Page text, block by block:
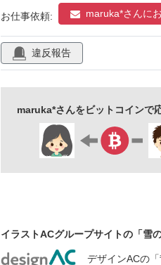
星
お仕事依頼: maruka*さんに
違反報告
maruka*さんをビットコインで
イラストACグループサイトの「雪
デザインACの